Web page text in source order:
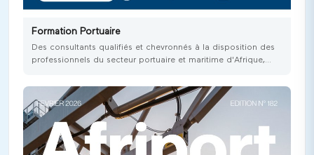
Formation Portuaire
Des consultants qualifiés et chevronnés à la disposition des
professionnels du secteur portuaire et maritime d'Afrique,
aux normes internationales, dans un contexte de constante
mutation du secteur à l'échelle mondiale.